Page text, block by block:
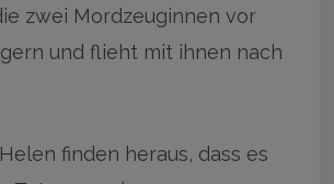
zwei Mordzeuginnen vor
und flieht mit ihnen nach
finden heraus, dass es